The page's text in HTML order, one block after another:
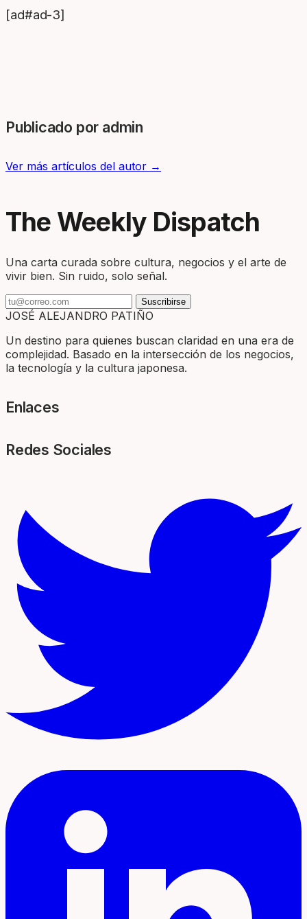
[ad#ad-3]
Publicado por admin
Ver más artículos del autor →
The Weekly Dispatch
Una carta curada sobre cultura, negocios y el arte de
vivir bien. Sin ruido, solo señal.
Suscribirse
JOSÉ ALEJANDRO PATIÑO
Un destino para quienes buscan claridad en una era de
complejidad. Basado en la intersección de los negocios,
la tecnología y la cultura japonesa.
Enlaces
Redes Sociales